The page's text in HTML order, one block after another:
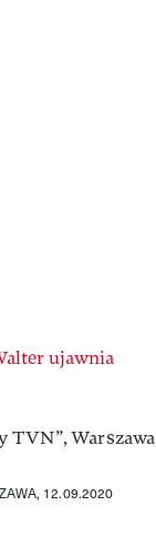
ujawnia
12.09.2020